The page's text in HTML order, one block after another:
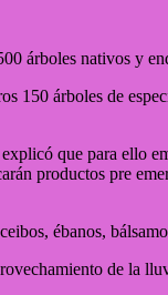
nativos y
150 árboles de
que para ello
productos pre
ébanos,
de la